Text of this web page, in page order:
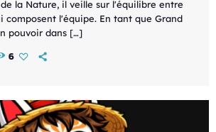
la Nature, il veille sur l'équilibre entre
composent l'équipe. En tant que Grand
pouvoir dans […]
6